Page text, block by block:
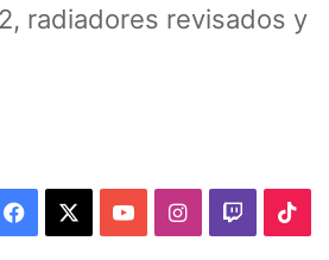
radiadores revisados y
Facebook YouTubeInstagram
Twitch